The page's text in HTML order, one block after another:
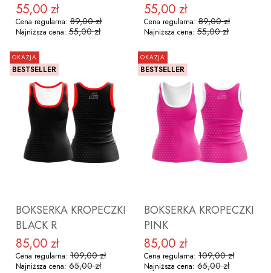
Cena promocyjna
55,00 zł
Cena regularna: 89,00 zł
Najniższa cena: 55,00 zł
ZOBACZ PRODUKT
Cena promocyjna
55,00 zł
Cena regularna: 89,00 zł
Najniższa cena: 55,00 zł
ZOBACZ PRODUKT
OKAZJA
BESTSELLER
BOKSERKA KROPECZKI
BLACK R
Cena promocyjna
85,00 zł
Cena regularna: 109,00 zł
Najniższa cena: 65,00 zł
OKAZJA
BESTSELLER
BOKSERKA KROPECZKI
PINK
Cena promocyjna
85,00 zł
Cena regularna: 109,00 zł
Najniższa cena: 65,00 zł